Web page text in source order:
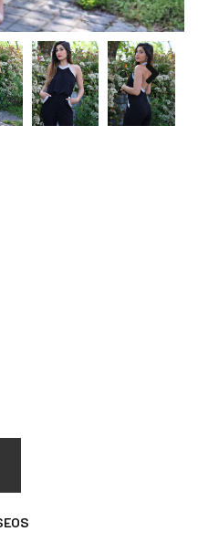
era: 39.90€.
actual es: 34.90€.